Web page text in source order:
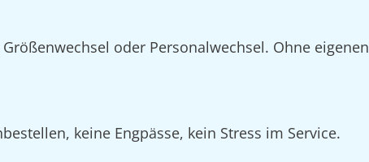
oder Personalwechsel. Ohne eigenen
keine Engpässe, kein Stress im Service.